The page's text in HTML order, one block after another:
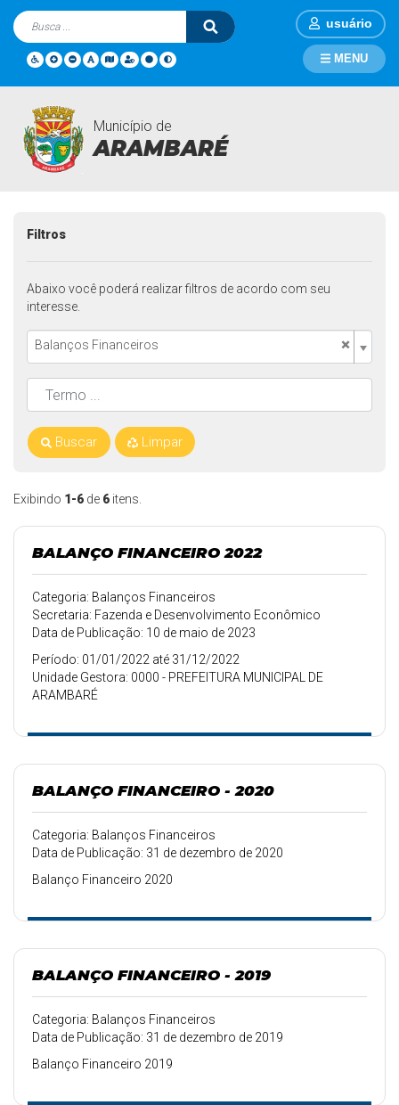
usuário
Município de
ARAMBARÉ
MENU
Transparência
Exibindo 1-6 de 6 itens.
BALANÇO FINANCEIRO 2022
Categoria: Balanços Financeiros
Secretaria: Fazenda e Desenvolvimento Econômico
Data de Publicação: 10 de maio de 2023
Período: 01/01/2022 até 31/12/2022
Unidade Gestora: 0000 - PREFEITURA MUNICIPAL DE
ARAMBARÉ
BALANÇO FINANCEIRO - 2020
Categoria: Balanços Financeiros
Data de Publicação: 31 de dezembro de 2020
Balanço Financeiro 2020
BALANÇO FINANCEIRO - 2019
Categoria: Balanços Financeiros
Data de Publicação: 31 de dezembro de 2019
Balanço Financeiro 2019
Filtros
Abaixo você poderá realizar filtros de acordo com seu
interesse.
×
Balanços Financeiros
Buscar Limpar